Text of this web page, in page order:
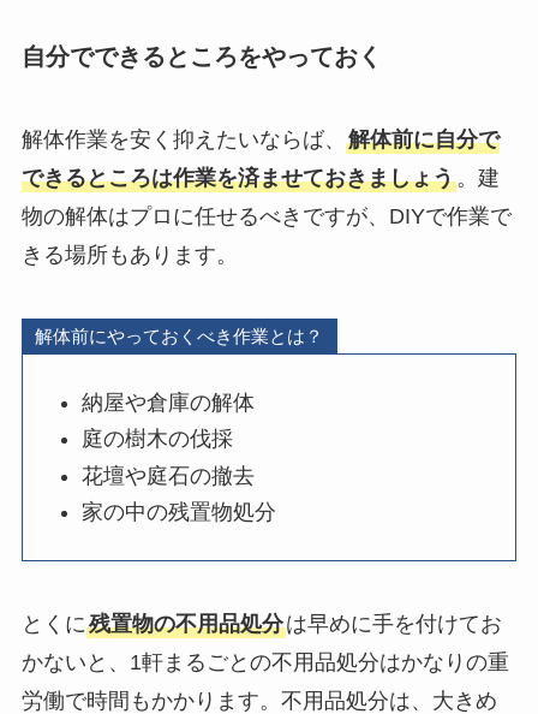
自分でできるところをやっておく
解体作業を安く抑えたいならば、 解体前に自分で
できるところは作業を済ませておきましょう。建
物の解体はプロに任せるべきですが、DIYで作業で
きる場所もあります。
解体前にやっておくべき作業とは？
納屋や倉庫の解体
庭の樹木の伐採
花壇や庭石の撤去
家の中の残置物処分
とくに残置物の不用品処分は早めに手を付けてお
かないと、1軒まるごとの不用品処分はかなりの重
労働で時間もかかります。不用品処分は、大きめ